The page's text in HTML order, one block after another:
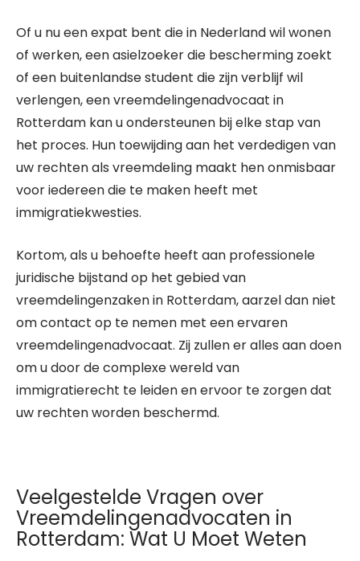
Of u nu een expat bent die in Nederland wil wonen
of werken, een asielzoeker die bescherming zoekt
of een buitenlandse student die zijn verblijf wil
verlengen, een vreemdelingenadvocaat in
Rotterdam kan u ondersteunen bij elke stap van
het proces. Hun toewijding aan het verdedigen van
uw rechten als vreemdeling maakt hen onmisbaar
voor iedereen die te maken heeft met
immigratiekwesties.
Kortom, als u behoefte heeft aan professionele
juridische bijstand op het gebied van
vreemdelingenzaken in Rotterdam, aarzel dan niet
om contact op te nemen met een ervaren
vreemdelingenadvocaat. Zij zullen er alles aan doen
om u door de complexe wereld van
immigratierecht te leiden en ervoor te zorgen dat
uw rechten worden beschermd.
Veelgestelde Vragen over
Vreemdelingenadvocaten in
Rotterdam: Wat U Moet Weten